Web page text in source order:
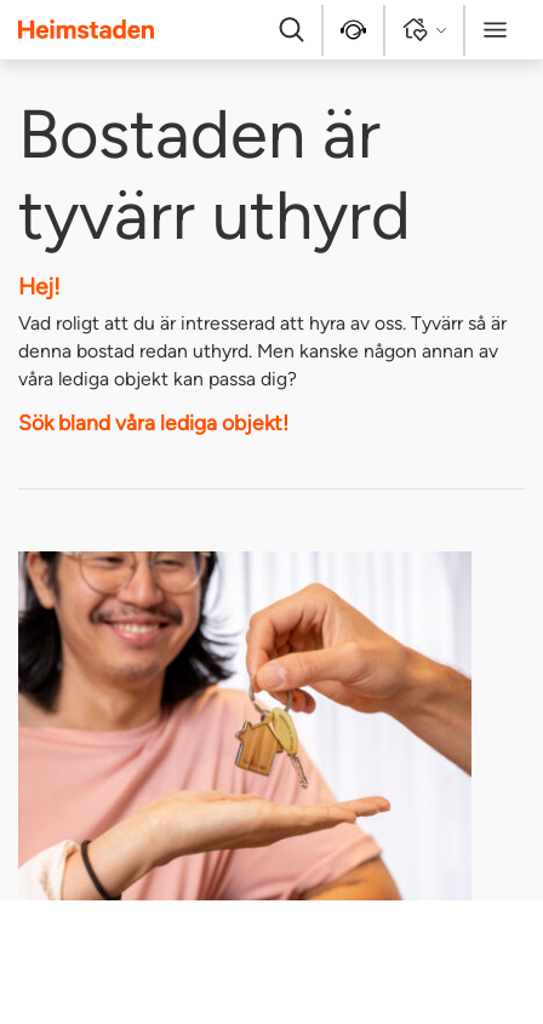
Heimstaden
Sök Kontakt Logga in Meny
Bostaden är
tyvärr uthyrd
Hej!
Vad roligt att du är intresserad att hyra av oss. Tyvärr så är
denna bostad redan uthyrd. Men kanske någon annan av
våra lediga objekt kan passa dig?
Sök bland våra lediga objekt!